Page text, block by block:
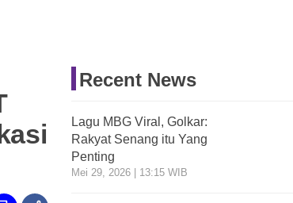
Recent News
Lagu MBG Viral, Golkar:
Rakyat Senang itu Yang
Penting
Mei 29, 2026 | 13:15 WIB